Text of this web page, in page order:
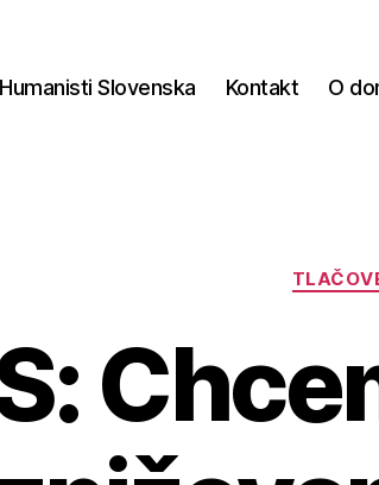
Humanisti Slovenska Kontakt O